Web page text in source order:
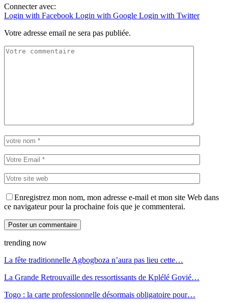
Connecter avec:
Login with Facebook Login with Google Login with Twitter
Votre adresse email ne sera pas publiée.
Enregistrez mon nom, mon adresse e-mail et mon site Web dans
ce navigateur pour la prochaine fois que je commenterai.
trending now
La fête traditionnelle Agbogboza n’aura pas lieu cette…
La Grande Retrouvaille des ressortissants de Kplélé Govié…
Togo : la carte professionnelle désormais obligatoire pour…